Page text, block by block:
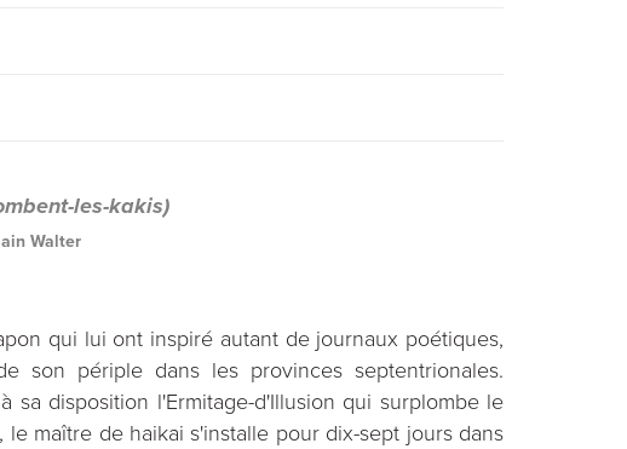
les-kakis)
Walter
qui lui ont inspiré autant de journaux poétiques,
son périple dans les provinces septentrionales.
sa disposition l'Ermitage-d'Illusion qui surplombe le
le maître de haikai s'installe pour dix-sept jours dans